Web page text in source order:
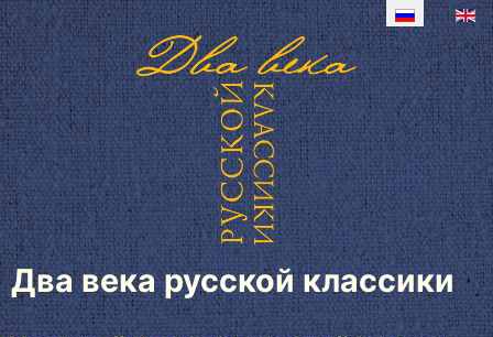
Два века русской классики